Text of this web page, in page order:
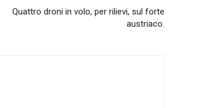
Quattro droni in volo, per rilievi, sul forte
austriaco.